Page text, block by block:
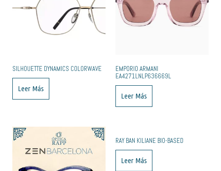
SILHOUETTE DYNAMICS COLORWAVE
Leer Más
EMPORIO ARMANI
EA4271LNLP636669L
Leer Más
RAY BAN KILIANE BIO-BASED
Leer Más